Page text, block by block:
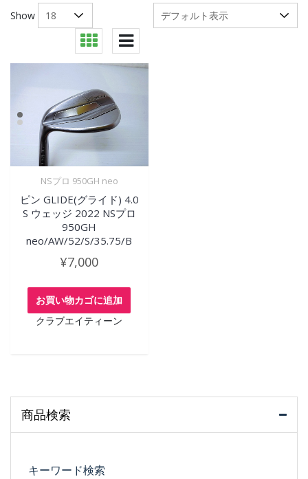
Show
NSプロ 950GH neo
ピン GLIDE(グライド) 4.0
S ウェッジ 2022 NSプロ
950GH
neo/AW/52/S/35.75/B
¥7,000
お買い物カゴに追加
クラブエイティーン
商品検索
キーワード検索